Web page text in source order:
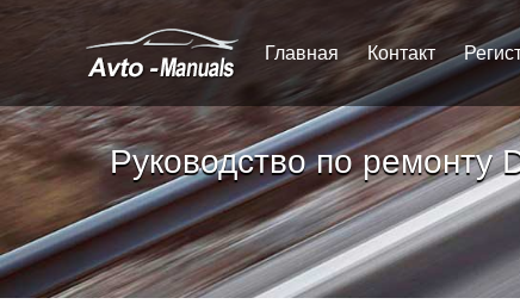
Главная Контакт
Руководство по ремонту